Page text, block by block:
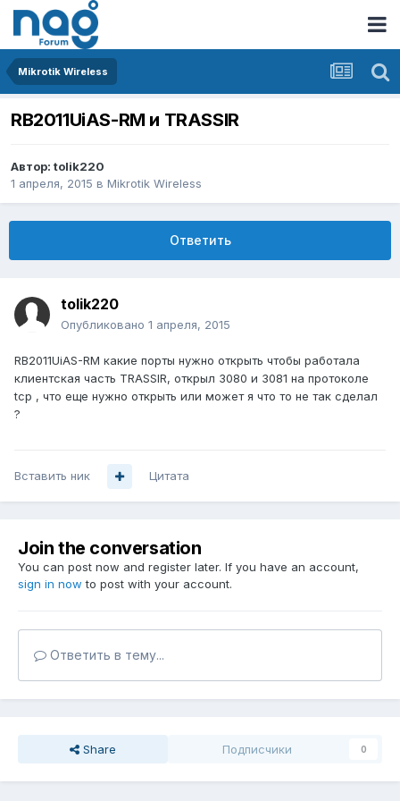
Mikrotik Wireless
RB2011UiAS-RM и TRASSIR
Автор: tolik220
1 апреля, 2015 в Mikrotik Wireless
Ответить
tolik220
Опубликовано 1 апреля, 2015
RB2011UiAS-RM какие порты нужно открыть чтобы работала
клиентская часть TRASSIR, открыл 3080 и 3081 на протоколе
tcp , что еще нужно открыть или может я что то не так сделал
?
Вставить ник Цитата
Join the conversation
You can post now and register later. If you have an account,
sign in now to post with your account.
Ответить в тему...
Share Подписчики 0